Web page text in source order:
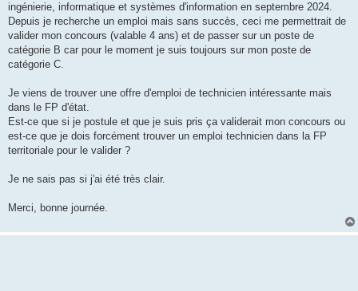
ingénierie, informatique et systèmes d'information en septembre 2024.
Depuis je recherche un emploi mais sans succès, ceci me permettrait de
valider mon concours (valable 4 ans) et de passer sur un poste de
catégorie B car pour le moment je suis toujours sur mon poste de
catégorie C.
Je viens de trouver une offre d'emploi de technicien intéressante mais
dans le FP d'état.
Est-ce que si je postule et que je suis pris ça validerait mon concours ou
est-ce que je dois forcément trouver un emploi technicien dans la FP
territoriale pour le valider ?
Je ne sais pas si j'ai été très clair.
Merci, bonne journée.